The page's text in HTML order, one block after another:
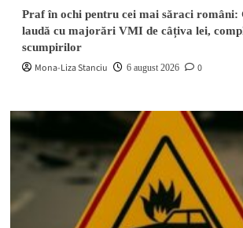
Praf în ochi pentru cei mai săraci români:
laudă cu majorări VMI de câțiva lei,
scumpirilor
Mona-Liza Stanciu 6 august 2026 0